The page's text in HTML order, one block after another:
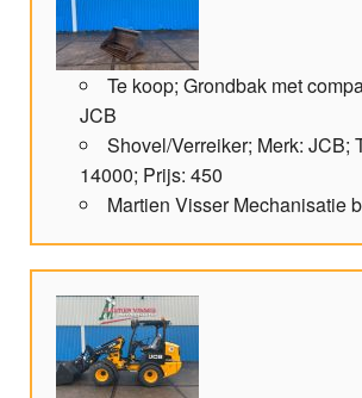
Te koop; Grondbak met
JCB
Shovel/Verreiker; Merk: JCB;
14000; Prijs: 450
Martien Visser Mechanisatie